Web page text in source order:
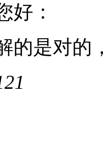
好：
的是对的